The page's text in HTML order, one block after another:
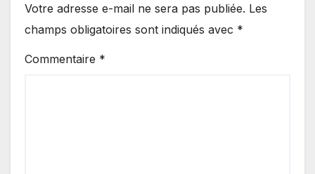
Votre adresse e-mail ne sera pas publiée. Les
champs obligatoires sont indiqués avec *
Commentaire *